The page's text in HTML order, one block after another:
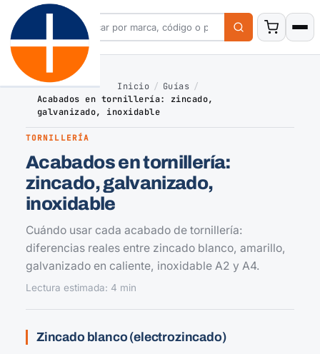
Inicio / Guías /
Acabados en tornillería: zincado,
galvanizado, inoxidable
TORNILLERÍA
Acabados en tornillería:
zincado, galvanizado,
inoxidable
Cuándo usar cada acabado de tornillería:
diferencias reales entre zincado blanco, amarillo,
galvanizado en caliente, inoxidable A2 y A4.
Lectura estimada: 4 min
Zincado blanco (electrozincado)